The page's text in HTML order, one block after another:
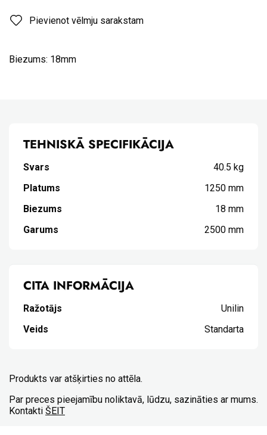
Pievienot vēlmju sarakstam
Biezums: 18mm
TEHNISKĀ SPECIFIKĀCIJA
Svars
40.5 kg
Platums
1250 mm
Biezums
18 mm
Garums
2500 mm
CITA INFORMĀCIJA
Ražotājs
Unilin
Veids
Standarta
Produkts var atšķirties no attēla.
Par preces pieejamību noliktavā, lūdzu, sazināties ar mums.
Kontakti ŠEIT